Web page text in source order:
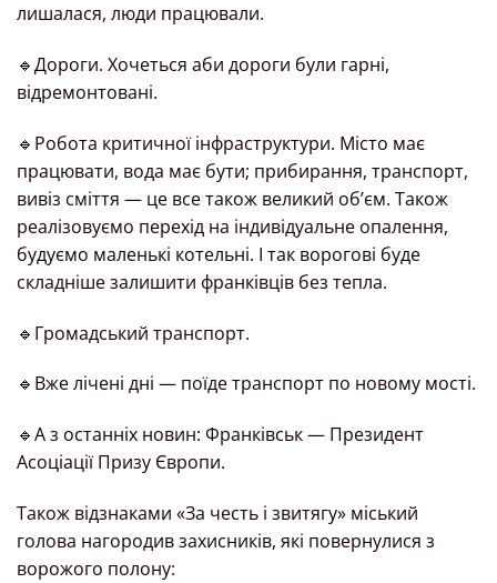
лишалася, люди працювали.
🔹Дороги. Хочеться аби дороги були гарні,
відремонтовані.
🔹Робота критичної інфраструктури. Місто має
працювати, вода має бути; прибирання, транспорт,
вивіз сміття — це все також великий об’єм. Також
реалізовуємо перехід на індивідуальне опалення,
будуємо маленькі котельні. І так ворогові буде
складніше залишити франківців без тепла.
🔹Громадський транспорт.
🔹Вже лічені дні — поїде транспорт по новому мості.
🔹А з останніх новин: Франківськ — Президент
Асоціації Призу Європи.
Також відзнаками «За честь і звитягу» міський
голова нагородив захисників, які повернулися з
ворожого полону: